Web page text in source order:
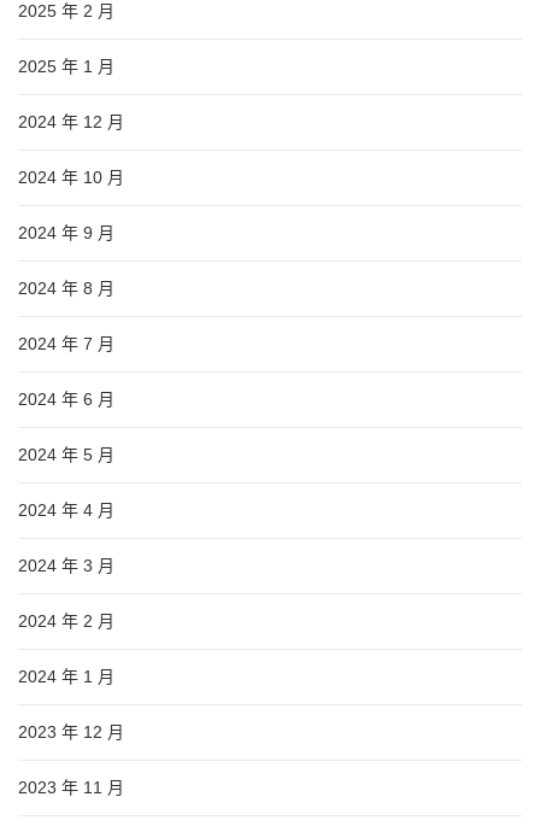
2025 年 2 月
2025 年 1 月
2024 年 12 月
2024 年 10 月
2024 年 9 月
2024 年 8 月
2024 年 7 月
2024 年 6 月
2024 年 5 月
2024 年 4 月
2024 年 3 月
2024 年 2 月
2024 年 1 月
2023 年 12 月
2023 年 11 月